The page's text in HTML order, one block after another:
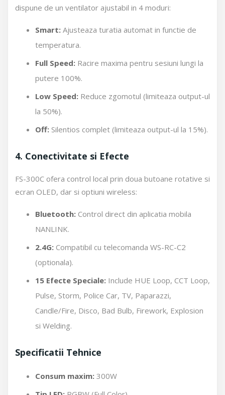
dispune de un ventilator ajustabil in 4 moduri:
Smart: Ajusteaza turatia automat in functie de
temperatura.
Full Speed: Racire maxima pentru sesiuni lungi la
putere 100%.
Low Speed: Reduce zgomotul (limiteaza output-ul
la 50%).
Off: Silentios complet (limiteaza output-ul la 15%).
4. Conectivitate si Efecte
FS-300C ofera control local prin doua butoane rotative si
ecran OLED, dar si optiuni wireless:
Bluetooth: Control direct din aplicatia mobila
NANLINK.
2.4G: Compatibil cu telecomanda WS-RC-C2
(optionala).
15 Efecte Speciale: Include HUE Loop, CCT Loop,
Pulse, Storm, Police Car, TV, Paparazzi,
Candle/Fire, Disco, Bad Bulb, Firework, Explosion
si Welding.
Specificatii Tehnice
Consum maxim: 300W